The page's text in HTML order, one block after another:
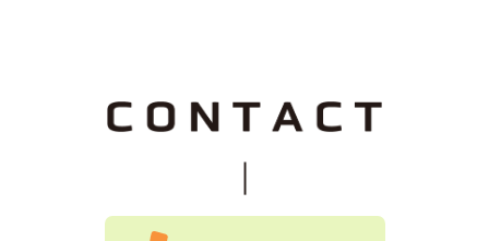
た。親切な説明、保証良く、料金も安かったです。
綺麗になりました。ありがとうございました。